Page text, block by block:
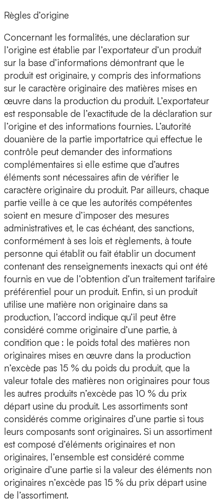
Règles d’origine
Concernant les formalités, une déclaration sur
l’origine est établie par l’exportateur d’un produit
sur la base d’informations démontrant que le
produit est originaire, y compris des informations
sur le caractère originaire des matières mises en
œuvre dans la production du produit. L’exportateur
est responsable de l’exactitude de la déclaration sur
l’origine et des informations fournies. L’autorité
douanière de la partie importatrice qui effectue le
contrôle peut demander des informations
complémentaires si elle estime que d’autres
éléments sont nécessaires afin de vérifier le
caractère originaire du produit. Par ailleurs, chaque
partie veille à ce que les autorités compétentes
soient en mesure d’imposer des mesures
administratives et, le cas échéant, des sanctions,
conformément à ses lois et règlements, à toute
personne qui établit ou fait établir un document
contenant des renseignements inexacts qui ont été
fournis en vue de l’obtention d’un traitement tarifaire
préférentiel pour un produit. Enfin, si un produit
utilise une matière non originaire dans sa
production, l’accord indique qu’il peut être
considéré comme originaire d’une partie, à
condition que : le poids total des matières non
originaires mises en œuvre dans la production
n’excède pas 15 % du poids du produit, que la
valeur totale des matières non originaires pour tous
les autres produits n’excède pas 10 % du prix
départ usine du produit. Les assortiments sont
considérés comme originaires d’une partie si tous
leurs composants sont originaires. Si un assortiment
est composé d’éléments originaires et non
originaires, l’ensemble est considéré comme
originaire d’une partie si la valeur des éléments non
originaires n’excède pas 15 % du prix départ usine
de l’assortiment.